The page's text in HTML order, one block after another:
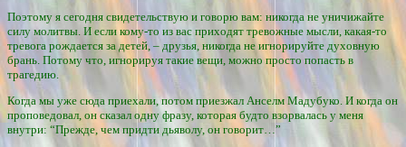
Поэтому я сегодня свидетельствую и говорю вам: никогда не уничижайте
силу молитвы. И если кому-то из вас приходят тревожные мысли, какая-то
тревога рождается за детей, – друзья, никогда не игнорируйте духовную
брань. Потому что, игнорируя такие вещи, можно просто попасть в
трагедию.
Когда мы уже сюда приехали, потом приезжал Анселм Мадубуко. И когда он
проповедовал, он сказал одну фразу, которая будто взорвалась у меня
внутри: “Прежде, чем придти дьяволу, он говорит…”